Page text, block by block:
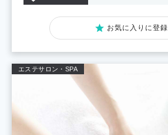
お気に入りに登録
エステサロン・SPA